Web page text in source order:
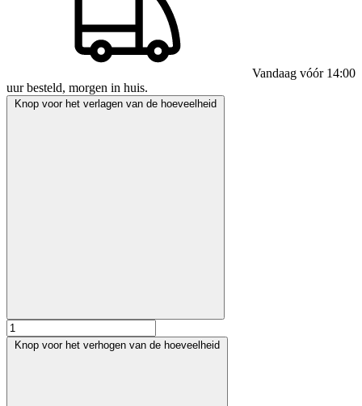
Vandaag vóór 14:00
uur besteld, morgen in huis.
Knop voor het verlagen van de hoeveelheid
Knop voor het verhogen van de hoeveelheid